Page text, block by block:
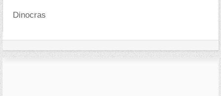
Dinocras